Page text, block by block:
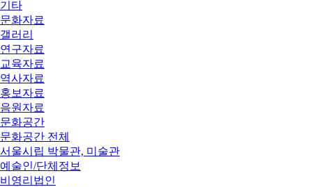
기타
문화자료
갤러리
연구자료
교육자료
역사자료
홍보자료
음원자료
문화공간
문화공간 전체
서울시립 박물관, 미술관
예술인/단체정보
비영리법인